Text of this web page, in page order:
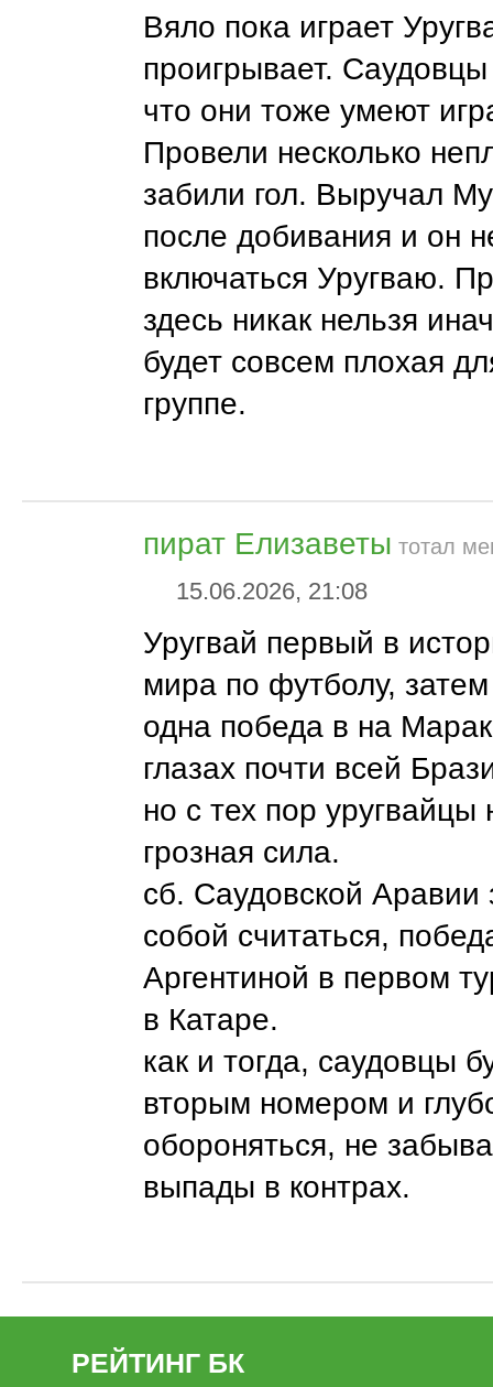
Вяло пока играет
проигрывает.
что они тоже умеют
Провели несколько
забили гол. Выручал
после добивания и он
включаться Уругваю.
здесь никак нельзя
будет совсем плохая
группе.
пират Елизаветы тотал
15.06.2026, 21:08
Уругвай первый в
мира по футболу,
одна победа в на
глазах почти всей
но с тех пор уругвайцы
грозная сила.
сб. Саудовской Аравии
собой считаться,
Аргентиной в первом
в Катаре.
как и тогда, саудовцы
вторым номером и
обороняться, не
выпады в контрах.
РЕЙТИНГ БК